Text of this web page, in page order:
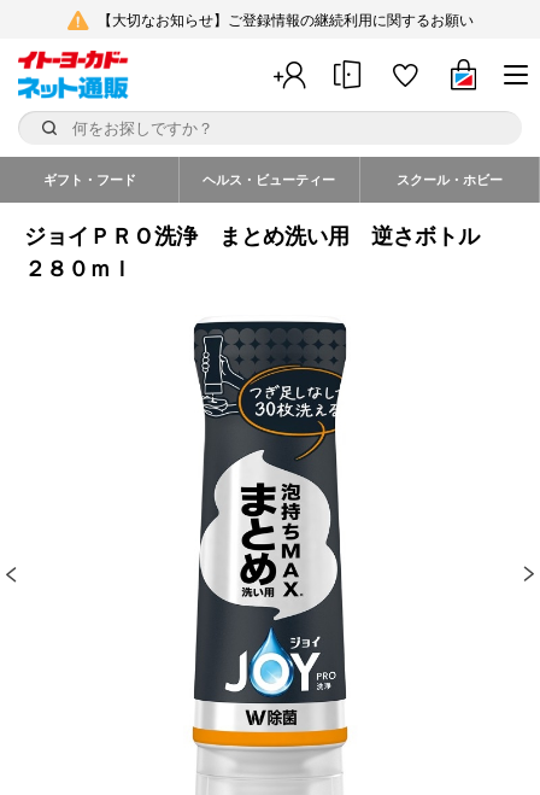
【大切なお知らせ】ご登録情報の継続利用に関するお願い
ギフト・フード ヘルス・ビューティー スクール・ホビー
ジョイＰＲＯ洗浄 まとめ洗い用 逆さボトル
２８０ｍｌ